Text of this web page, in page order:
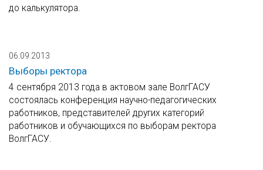
до калькулятора.
06.09.2013
Выборы ректора
4 сентября 2013 года в актовом зале ВолгГАСУ
состоялась конференция научно-педагогических
работников, представителей других категорий
работников и обучающихся по выборам ректора
ВолгГАСУ.